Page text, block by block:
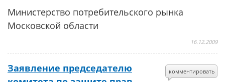
Министерство потребительского рынка
Московской области
16.12.2009
комментировать
Заявление председателю